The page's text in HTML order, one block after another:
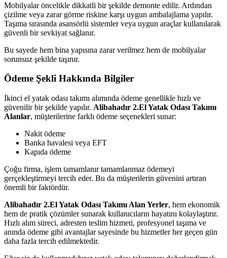
Mobilyalar öncelikle dikkatli bir şekilde demonte edilir. Ardından
çizilme veya zarar görme riskine karşı uygun ambalajlama yapılır.
Taşıma sırasında asansörlü sistemler veya uygun araçlar kullanılarak
güvenli bir sevkiyat sağlanır.
Bu sayede hem bina yapısına zarar verilmez hem de mobilyalar
sorunsuz şekilde taşınır.
Ödeme Şekli Hakkında Bilgiler
İkinci el yatak odası takımı alımında ödeme genellikle hızlı ve
güvenilir bir şekilde yapılır. Alibahadır 2.El Yatak Odası Takımı
Alanlar, müşterilerine farklı ödeme seçenekleri sunar:
Nakit ödeme
Banka havalesi veya EFT
Kapıda ödeme
Çoğu firma, işlem tamamlanır tamamlanmaz ödemeyi
gerçekleştirmeyi tercih eder. Bu da müşterilerin güvenini artıran
önemli bir faktördür.
Alibahadır 2.El Yatak Odası Takımı Alan Yerler, hem ekonomik
hem de pratik çözümler sunarak kullanıcıların hayatını kolaylaştırır.
Hızlı alım süreci, adresten teslim hizmeti, profesyonel taşıma ve
anında ödeme gibi avantajlar sayesinde bu hizmetler her geçen gün
daha fazla tercih edilmektedir.